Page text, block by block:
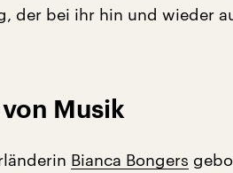
der bei ihr hin und wieder
Musik
Bianca Bongers